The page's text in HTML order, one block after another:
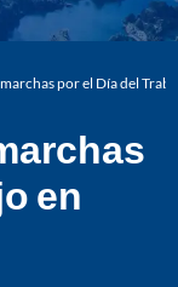
por el Día del
en